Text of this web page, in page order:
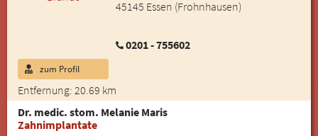
45145 Essen (Frohnhausen)
0201 - 755602
Entfernung: 20.69 km
zum Profil
Dr. medic. stom. Melanie Maris
Zahnimplantate